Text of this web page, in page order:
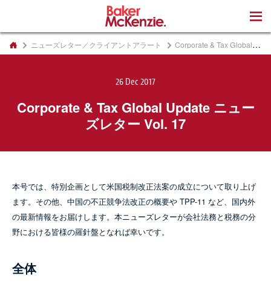
ニューズレター／クライアントアラート Corporate & Tax Global Update ニューズレター Vol. 17
26 Dec 2017
Corporate & Tax Global Update ニュー
ズレター Vol. 17
本号では、特別企画として米国税制改正法案の成立について取り上げ
ます。その他、中国の不正競争法改正の概要や TPP-11 など、国内外
の最新情報をお届けします。本ニューズレターが会社法務と税務の分
野における皆様の羅針盤となれば幸いです。
全体